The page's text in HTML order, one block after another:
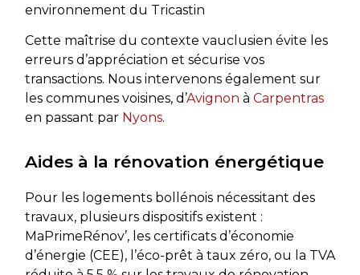
environnement du Tricastin
Cette maîtrise du contexte vauclusien évite les
erreurs d’appréciation et sécurise vos
transactions. Nous intervenons également sur
les communes voisines, d’Avignon à Carpentras
en passant par Nyons.
Aides à la rénovation énergétique
Pour les logements bollénois nécessitant des
travaux, plusieurs dispositifs existent :
MaPrimeRénov’, les certificats d’économie
d’énergie (CEE), l’éco-prêt à taux zéro, ou la TVA